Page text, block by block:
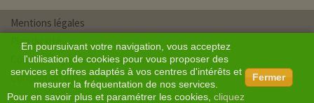
En poursuivant votre navigation, vous acceptez
l'utilisation de cookies pour vous proposer des
services et offres adaptés à vos centres d'intérêts et
mesurer la fréquentation de nos services.
Pour en savoir plus et paramétrer les cookies, cliquez
Fermer
Mentions légales
Plan du site
Conditions générales de vente
Conception BM Services